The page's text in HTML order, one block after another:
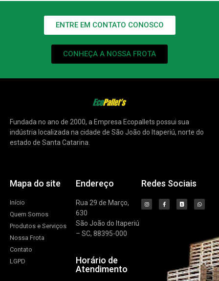
ENTRE EM CONTATO CONOSCO
CONHEÇA A NOSSA FROTA
Fundada no ano de 2000, a Empresa Ecopallets possui sua
indústria localizada na cidade de São João do Itaperiú, norte do
estado de Santa Catarina.
Mapa do site
Início
Quem Somos
Produtos e Serviços
Nossa Frota
Contato
LGPD
Endereço
Rua 29 de Março,
630
São João do Itaperiú
– SC, 88395-000
Horário de
Atendimento
Redes Sociais